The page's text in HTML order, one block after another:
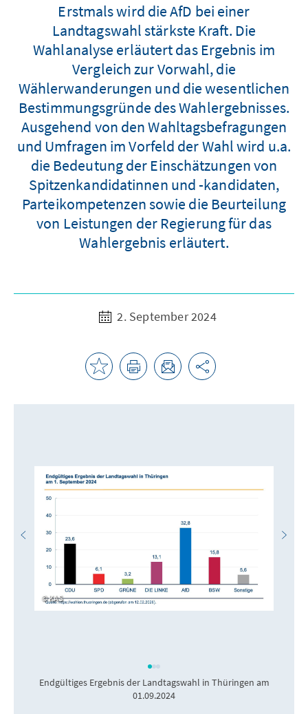
Erstmals wird die AfD bei einer
Landtagswahl stärkste Kraft. Die
Wahlanalyse erläutert das Ergebnis im
Vergleich zur Vorwahl, die
Wählerwanderungen und die wesentlichen
Bestimmungsgründe des Wahlergebnisses.
Ausgehend von den Wahltagsbefragungen
und Umfragen im Vorfeld der Wahl wird u.a.
die Bedeutung der Einschätzungen von
Spitzenkandidatinnen und -kandidaten,
Parteikompetenzen sowie die Beurteilung
von Leistungen der Regierung für das
Wahlergebnis erläutert.
2. September 2024
KAS
Endgültiges Ergebnis der Landtagswahl in Thüringen am
01.09.2024